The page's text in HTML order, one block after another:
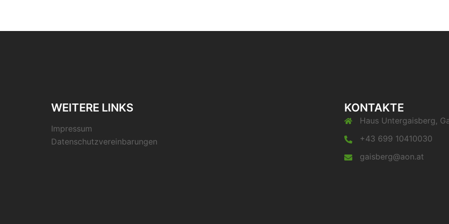
WEITERE LINKS
Impressum
Datenschutzvereinbarungen
KONTAKTE
Haus Untergaisberg,
+43 699 10410030
gaisberg@aon.at